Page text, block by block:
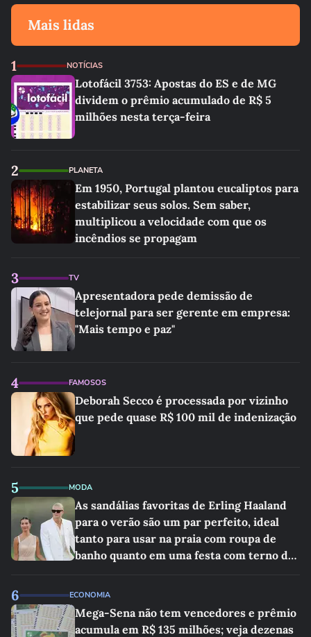
Mais lidas
1 NOTÍCIAS
Lotofácil 3753: Apostas do ES e de MG
dividem o prêmio acumulado de R$ 5
milhões nesta terça-feira
2 PLANETA
Em 1950, Portugal plantou eucaliptos para
estabilizar seus solos. Sem saber,
multiplicou a velocidade com que os
incêndios se propagam
3 TV
Apresentadora pede demissão de
telejornal para ser gerente em empresa:
"Mais tempo e paz"
4 FAMOSOS
Deborah Secco é processada por vizinho
que pede quase R$ 100 mil de indenização
5 MODA
As sandálias favoritas de Erling Haaland
para o verão são um par perfeito, ideal
tanto para usar na praia com roupa de
banho quanto em uma festa com terno de
6 ECONOMIA
Mega-Sena não tem vencedores e prêmio
acumula em R$ 135 milhões; veja dezenas